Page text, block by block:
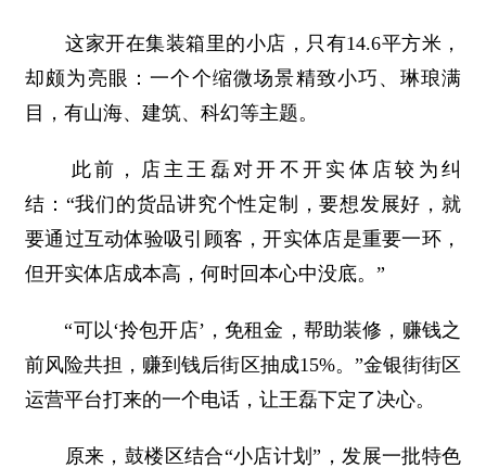
这家开在集装箱里的小店，只有14.6平方米，
却颇为亮眼：一个个缩微场景精致小巧、琳琅满
目，有山海、建筑、科幻等主题。
此前，店主王磊对开不开实体店较为纠
结：“我们的货品讲究个性定制，要想发展好，就
要通过互动体验吸引顾客，开实体店是重要一环，
但开实体店成本高，何时回本心中没底。”
“可以‘拎包开店’，免租金，帮助装修，赚钱之
前风险共担，赚到钱后街区抽成15%。”金银街街区
运营平台打来的一个电话，让王磊下定了决心。
原来，鼓楼区结合“小店计划”，发展一批特色